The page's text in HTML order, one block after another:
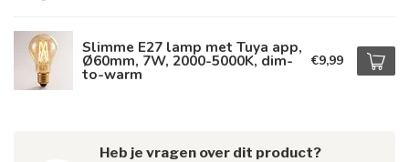
Slimme E27 lamp met Tuya app,
Ø60mm, 7W, 2000-5000K, dim-
to-warm
€9,99
Heb je vragen over dit product?